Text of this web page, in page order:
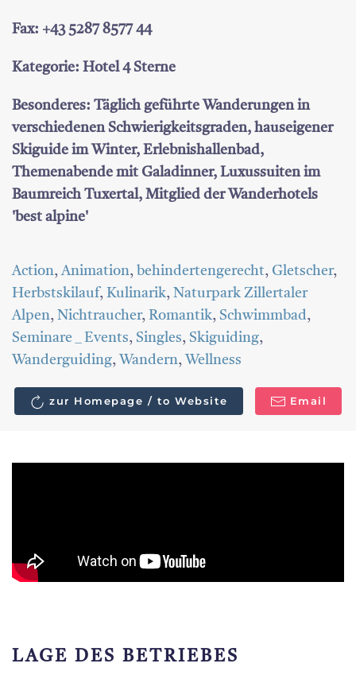
Fax: +43 5287 8577 44
Kategorie: Hotel 4 Sterne
Besonderes: Täglich geführte Wanderungen in
verschiedenen Schwierigkeitsgraden, hauseigener
Skiguide im Winter, Erlebnishallenbad,
Themenabende mit Galadinner, Luxussuiten im
Baumreich Tuxertal, Mitglied der Wanderhotels
'best alpine'
Action,Animation, behindertengerecht, Gletscher,
Herbstskilauf, Kulinarik, Naturpark Zillertaler
Alpen, Nichtraucher, Romantik, Schwimmbad,
Seminare _ Events, Singles, Skiguiding,
Wanderguiding, Wandern, Wellness
zur Homepage / to Website Email
LAGE DES BETRIEBES